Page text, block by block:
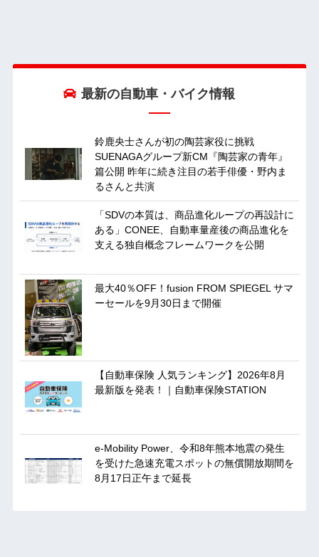
最新の自動車・バイク情報
鈴鹿央士さんが初の陶芸家役に挑戦
SUENAGAグループ新CM『陶芸家の青年』
篇公開 昨年に続き注目の若手俳優・野内ま
るさんと共演
「SDVの本質は、商品進化ループの再設計に
ある」CONEE、自動車量産後の商品進化を
支える独自概念フレームワークを公開
最大40％OFF！fusion FROM SPIEGEL サマ
ーセールを9月30日まで開催
【自動車保険 人気ランキング】2026年8月
最新版を発表！｜自動車保険STATION
e-Mobility Power、令和8年熊本地震の発生
を受けた急速充電スポットの無償開放期間を
8月17日正午まで延長